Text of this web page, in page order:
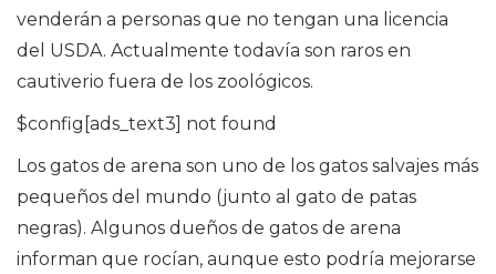
venderán a personas que no tengan una licencia
del USDA. Actualmente todavía son raros en
cautiverio fuera de los zoológicos.
$config[ads_text3] not found
Los gatos de arena son uno de los gatos salvajes más
pequeños del mundo (junto al gato de patas
negras). Algunos dueños de gatos de arena
informan que rocían, aunque esto podría mejorarse